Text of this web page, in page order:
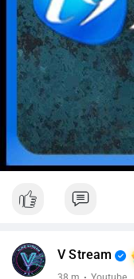
V Stream